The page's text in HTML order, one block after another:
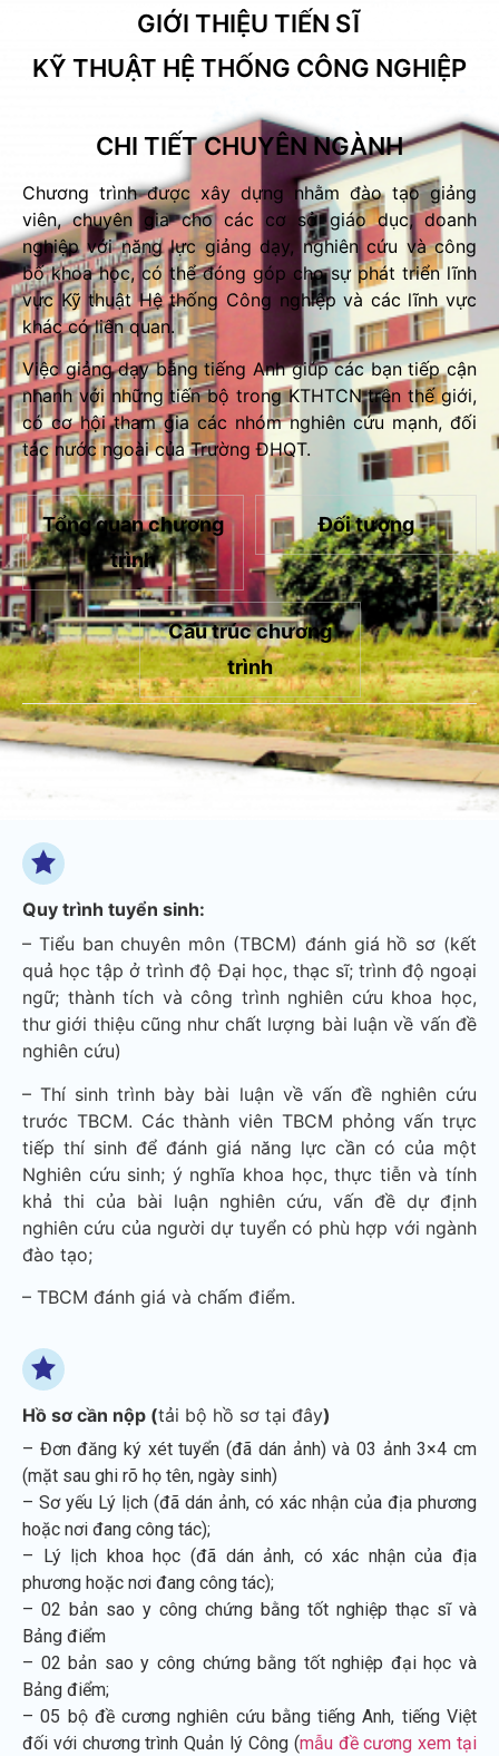
GIỚI THIỆU TIẾN SĨ
KỸ THUẬT HỆ THỐNG CÔNG NGHIỆP
CHI TIẾT CHUYÊN NGÀNH
Chương trình được xây dựng nhằm đào tạo giảng
viên, chuyên gia cho các cơ sở giáo dục, doanh
nghiệp với năng lực giảng dạy, nghiên cứu và công
bố khoa học, có thể đóng góp cho sự phát triển lĩnh
vực Kỹ thuật Hệ thống Công nghiệp và các lĩnh vực
khác có liên quan.
Việc giảng dạy bằng tiếng Anh giúp các bạn tiếp cận
nhanh với những tiến bộ trong KTHTCN trên thế giới,
có cơ hội tham gia các nhóm nghiên cứu mạnh, đối
tác nước ngoài của Trường ĐHQT.
Tổng quan chương
trình
Đối tượng
Cấu trúc chương
trình
Quy trình tuyển sinh:
– Tiểu ban chuyên môn (TBCM) đánh giá hồ sơ (kết
quả học tập ở trình độ Đại học, thạc sĩ; trình độ ngoại
ngữ; thành tích và công trình nghiên cứu khoa học,
thư giới thiệu cũng như chất lượng bài luận về vấn đề
nghiên cứu)
– Thí sinh trình bày bài luận về vấn đề nghiên cứu
trước TBCM. Các thành viên TBCM phỏng vấn trực
tiếp thí sinh để đánh giá năng lực cần có của một
Nghiên cứu sinh; ý nghĩa khoa học, thực tiễn và tính
khả thi của bài luận nghiên cứu, vấn đề dự định
nghiên cứu của người dự tuyển có phù hợp với ngành
đào tạo;
– TBCM đánh giá và chấm điểm.
Hồ sơ cần nộp (tải bộ hồ sơ tại đây)
– Đơn đăng ký xét tuyển (đã dán ảnh) và 03 ảnh 3×4 cm
(mặt sau ghi rõ họ tên, ngày sinh)
– Sơ yếu Lý lịch (đã dán ảnh, có xác nhận của địa phương
hoặc nơi đang công tác);
– Lý lịch khoa học (đã dán ảnh, có xác nhận của địa
phương hoặc nơi đang công tác);
– 02 bản sao y công chứng bằng tốt nghiệp thạc sĩ và
Bảng điểm
– 02 bản sao y công chứng bằng tốt nghiệp đại học và
Bảng điểm;
– 05 bộ đề cương nghiên cứu bằng tiếng Anh, tiếng Việt
đối với chương trình Quản lý Công (mẫu đề cương xem tại